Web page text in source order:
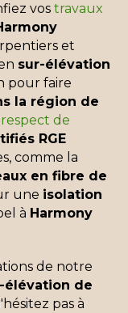
vos travaux
et
sur-élévation
pour faire
la région de
respect de
RGE
comme la
en fibre de
une isolation
à Harmony
de notre
élévation de
pas à